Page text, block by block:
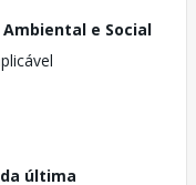
Ambiental e Social
última